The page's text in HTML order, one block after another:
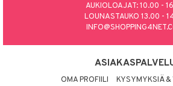
AUKIOLOAJAT: 10.00 -
LOUNASTAUKO 13.00 -
OMA PROFIILI
KYSYMYKSIÄ &